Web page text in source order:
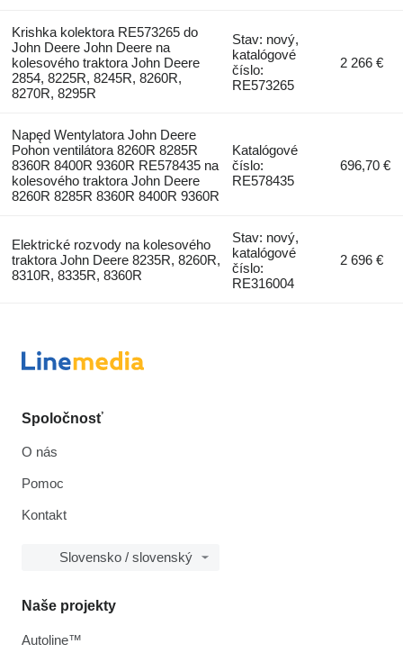
Krishka kolektora RE573265 do
John Deere John Deere na
kolesového traktora John Deere
2854, 8225R, 8245R, 8260R,
8270R, 8295R
Stav: nový,
katalógové
číslo:
RE573265
2 266 €
Napęd Wentylatora John Deere
Pohon ventilátora 8260R 8285R
8360R 8400R 9360R RE578435 na
kolesového traktora John Deere
8260R 8285R 8360R 8400R 9360R
Katalógové
číslo:
RE578435
696,70 €
Elektrické rozvody na kolesového
traktora John Deere 8235R, 8260R,
8310R, 8335R, 8360R
Stav: nový,
katalógové
číslo:
RE316004
2 696 €
Spoločnosť
O nás
Pomoc
Kontakt
Slovensko / slovenský
Naše projekty
Autoline™